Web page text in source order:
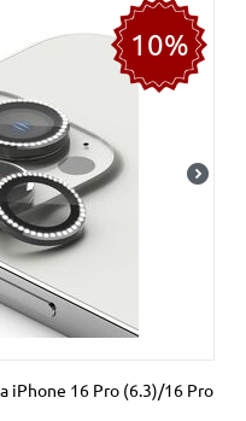
10%
iPhone 16 Pro (6.3)/16 Pro